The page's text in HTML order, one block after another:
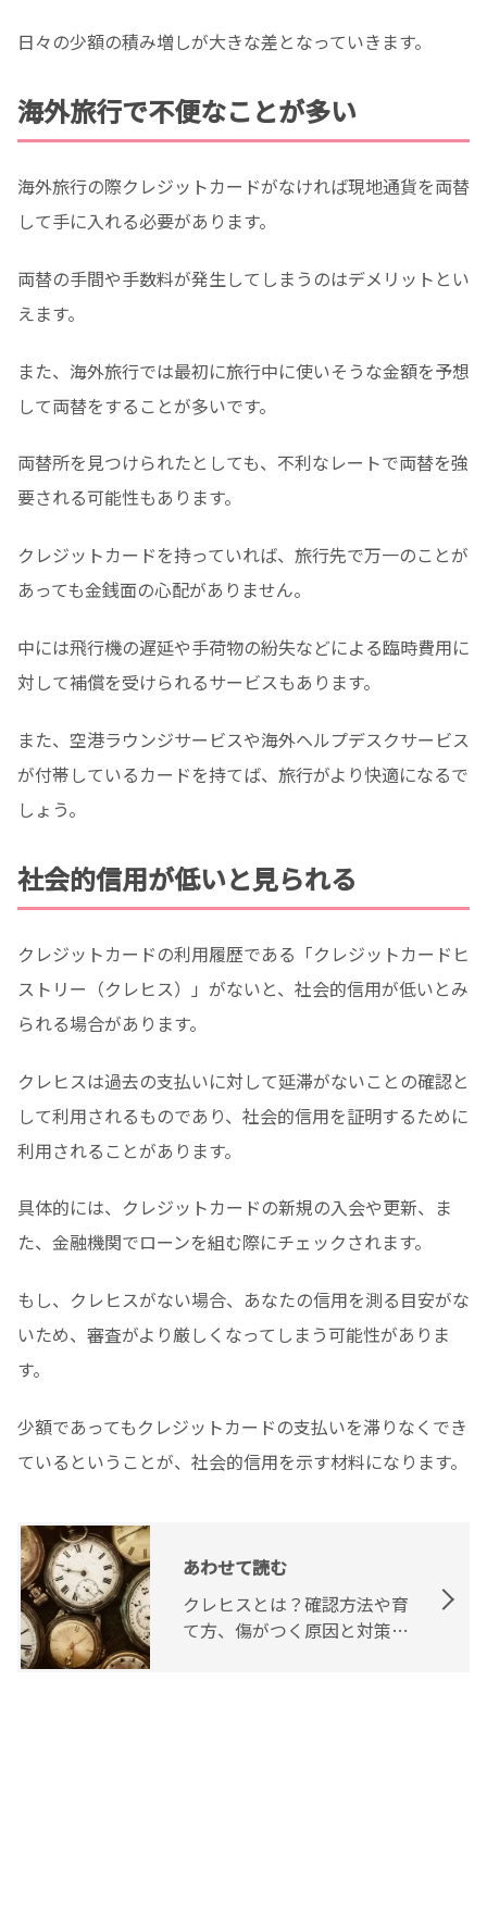
日々の少額の積み増しが大きな差となっていきます。
海外旅行で不便なことが多い
海外旅行の際クレジットカードがなければ現地通貨を両替
して手に入れる必要があります。
両替の手間や手数料が発生してしまうのはデメリットとい
えます。
また、海外旅行では最初に旅行中に使いそうな金額を予想
して両替をすることが多いです。
両替所を見つけられたとしても、不利なレートで両替を強
要される可能性もあります。
クレジットカードを持っていれば、旅行先で万一のことが
あっても金銭面の心配がありません。
中には飛行機の遅延や手荷物の紛失などによる臨時費用に
対して補償を受けられるサービスもあります。
また、空港ラウンジサービスや海外ヘルプデスクサービス
が付帯しているカードを持てば、旅行がより快適になるで
しょう。
社会的信用が低いと見られる
クレジットカードの利用履歴である「クレジットカードヒ
ストリー（クレヒス）」がないと、社会的信用が低いとみ
られる場合があります。
クレヒスは過去の支払いに対して延滞がないことの確認と
して利用されるものであり、社会的信用を証明するために
利用されることがあります。
具体的には、クレジットカードの新規の入会や更新、ま
た、金融機関でローンを組む際にチェックされます。
もし、クレヒスがない場合、あなたの信用を測る目安がな
いため、審査がより厳しくなってしまう可能性がありま
す。
少額であってもクレジットカードの支払いを滞りなくでき
ているということが、社会的信用を示す材料になります。
あわせて読む
クレヒスとは？確認方法や育
て方、傷がつく原因と対策を